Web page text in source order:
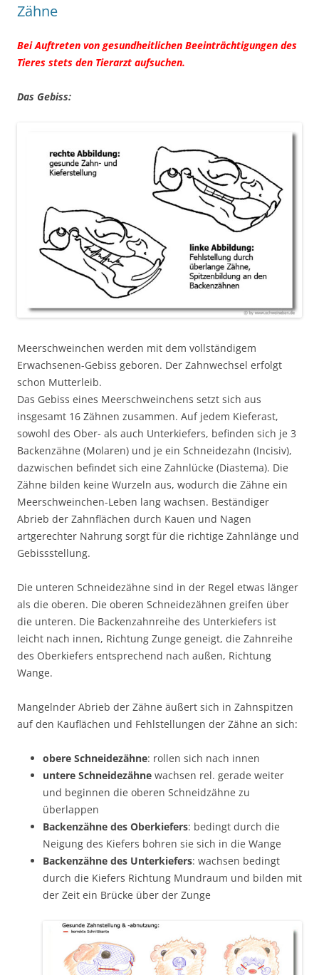
Zähne
Bei Auftreten von gesundheitlichen Beeinträchtigungen des
Tieres stets den Tierarzt aufsuchen.
Das Gebiss:
Meerschweinchen werden mit dem vollständigem
Erwachsenen-Gebiss geboren. Der Zahnwechsel erfolgt
schon Mutterleib.
Das Gebiss eines Meerschweinchens setzt sich aus
insgesamt 16 Zähnen zusammen. Auf jedem Kieferast,
sowohl des Ober- als auch Unterkiefers, befinden sich je 3
Backenzähne (Molaren) und je ein Schneidezahn (Incisiv),
dazwischen befindet sich eine Zahnlücke (Diastema). Die
Zähne bilden keine Wurzeln aus, wodurch die Zähne ein
Meerschweinchen-Leben lang wachsen. Beständiger
Abrieb der Zahnflächen durch Kauen und Nagen
artgerechter Nahrung sorgt für die richtige Zahnlänge und
Gebissstellung.
Die unteren Schneidezähne sind in der Regel etwas länger
als die oberen. Die oberen Schneidezähnen greifen über
die unteren. Die Backenzahnreihe des Unterkiefers ist
leicht nach innen, Richtung Zunge geneigt, die Zahnreihe
des Oberkiefers entsprechend nach außen, Richtung
Wange.
Mangelnder Abrieb der Zähne äußert sich in Zahnspitzen
auf den Kauflächen und Fehlstellungen der Zähne an sich:
obere Schneidezähne: rollen sich nach innen
untere Schneidezähne wachsen rel. gerade weiter
und beginnen die oberen Schneidzähne zu
überlappen
Backenzähne des Oberkiefers: bedingt durch die
Neigung des Kiefers bohren sie sich in die Wange
Backenzähne des Unterkiefers: wachsen bedingt
durch die Kiefers Richtung Mundraum und bilden mit
der Zeit ein Brücke über der Zunge